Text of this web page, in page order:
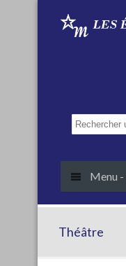
Menu -
Théâtre